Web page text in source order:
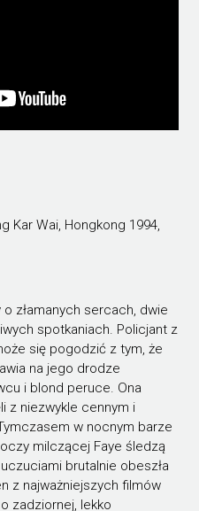
Kar Wai, Hongkong 1994,
złamanych sercach, dwie
spotkaniach. Policjant z
się pogodzić z tym, że
na jego drodze
i blond peruce. Ona
z niezwykle cennym i
w nocnym barze
milczącej Faye śledzą
brutalnie obeszła
z najważniejszych filmów
zadziornej, lekko